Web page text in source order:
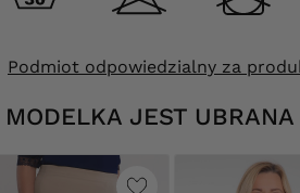
Podmiot odpowiedzialny za
MODELKA JEST UBRANA